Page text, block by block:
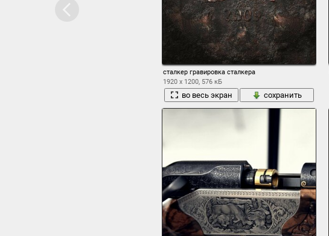
сталкер гравировка сталкера
1920 x 1200, 576 кБ
во весь экран сохранить